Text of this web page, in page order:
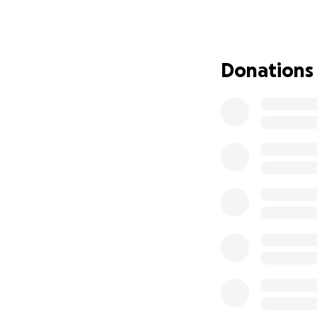
wir das nicht
Wir haben
Donations